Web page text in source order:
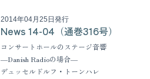
2014年04月25日発行
News 14-04（通巻316号）
コンサートホールのステージ音響
―Danish Radioの場合―
デュッセルドルフ・トーンハレ